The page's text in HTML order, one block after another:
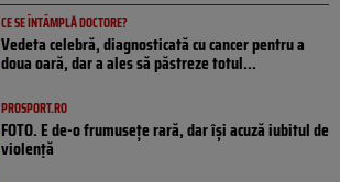
CE SE ÎNTÂMPLĂ DOCTORE?
Vedeta celebră, diagnosticată cu cancer pentru a
doua oară, dar a ales să păstreze totul...
PROSPORT.RO
FOTO. E de-o frumusețe rară, dar își acuză iubitul de
violență